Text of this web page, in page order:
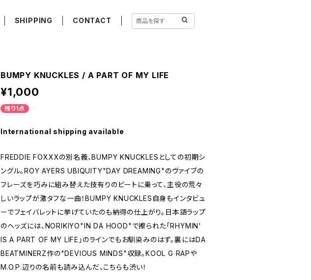
SHIPPING CONTACT
BUMPY KNUCKLES / A PART OF MY LIFE
¥1,000
残り1点
International shipping available
FREDDIE FOXXXの別名義、BUMPY KNUCKLESとしての初期シ
ングル。ROY AYERS UBIQUITY"DAY DREAMING"のヴァイブの
フレーズを巧みに組み替えた技有りのビートに乗って、主役の荒々
しいラップが激タフな一曲！BUMPY KNUCKLES自身もインタビュ
ーでフェイバレットに挙げていたのも納得の仕上がり。日本語ラップ
のヘッズには、NORIKIYO"IN DA HOOD"で擦られた「RHYMIN'
IS A PART OF MY LIFE」のラインでもお馴染みのはず。裏にはDA
BEATMINERZ作の"DEVIOUS MINDS"収録。KOOL G RAPや
M.O.P.辺りの名前も読み込んだ、こちらも渋い！